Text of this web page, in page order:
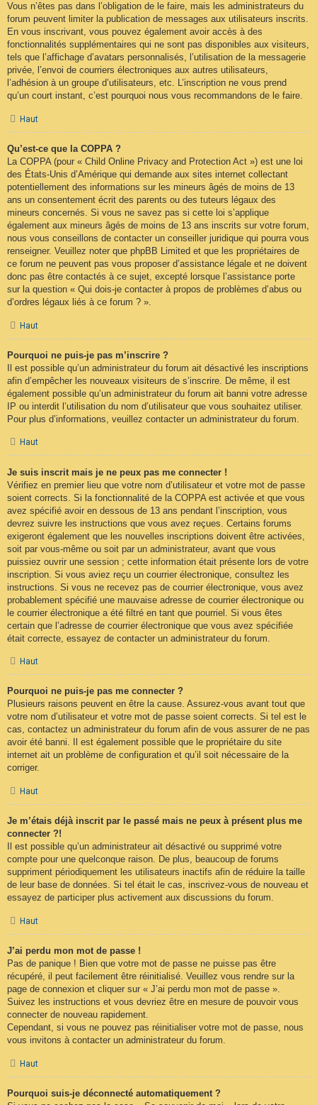
Vous n’êtes pas dans l’obligation de le faire, mais les administrateurs du
forum peuvent limiter la publication de messages aux utilisateurs inscrits.
En vous inscrivant, vous pouvez également avoir accès à des
fonctionnalités supplémentaires qui ne sont pas disponibles aux visiteurs,
tels que l’affichage d’avatars personnalisés, l’utilisation de la messagerie
privée, l’envoi de courriers électroniques aux autres utilisateurs,
l’adhésion à un groupe d’utilisateurs, etc. L’inscription ne vous prend
qu’un court instant, c’est pourquoi nous vous recommandons de le faire.
Haut
Qu’est-ce que la COPPA ?
La COPPA (pour « Child Online Privacy and Protection Act ») est une loi
des États-Unis d’Amérique qui demande aux sites internet collectant
potentiellement des informations sur les mineurs âgés de moins de 13
ans un consentement écrit des parents ou des tuteurs légaux des
mineurs concernés. Si vous ne savez pas si cette loi s’applique
également aux mineurs âgés de moins de 13 ans inscrits sur votre forum,
nous vous conseillons de contacter un conseiller juridique qui pourra vous
renseigner. Veuillez noter que phpBB Limited et que les propriétaires de
ce forum ne peuvent pas vous proposer d’assistance légale et ne doivent
donc pas être contactés à ce sujet, excepté lorsque l’assistance porte
sur la question « Qui dois-je contacter à propos de problèmes d’abus ou
d’ordres légaux liés à ce forum ? ».
Haut
Pourquoi ne puis-je pas m’inscrire ?
Il est possible qu’un administrateur du forum ait désactivé les inscriptions
afin d’empêcher les nouveaux visiteurs de s’inscrire. De même, il est
également possible qu’un administrateur du forum ait banni votre adresse
IP ou interdit l’utilisation du nom d’utilisateur que vous souhaitez utiliser.
Pour plus d’informations, veuillez contacter un administrateur du forum.
Haut
Je suis inscrit mais je ne peux pas me connecter !
Vérifiez en premier lieu que votre nom d’utilisateur et votre mot de passe
soient corrects. Si la fonctionnalité de la COPPA est activée et que vous
avez spécifié avoir en dessous de 13 ans pendant l’inscription, vous
devrez suivre les instructions que vous avez reçues. Certains forums
exigeront également que les nouvelles inscriptions doivent être activées,
soit par vous-même ou soit par un administrateur, avant que vous
puissiez ouvrir une session ; cette information était présente lors de votre
inscription. Si vous aviez reçu un courrier électronique, consultez les
instructions. Si vous ne recevez pas de courrier électronique, vous avez
probablement spécifié une mauvaise adresse de courrier électronique ou
le courrier électronique a été filtré en tant que pourriel. Si vous êtes
certain que l’adresse de courrier électronique que vous avez spécifiée
était correcte, essayez de contacter un administrateur du forum.
Haut
Pourquoi ne puis-je pas me connecter ?
Plusieurs raisons peuvent en être la cause. Assurez-vous avant tout que
votre nom d’utilisateur et votre mot de passe soient corrects. Si tel est le
cas, contactez un administrateur du forum afin de vous assurer de ne pas
avoir été banni. Il est également possible que le propriétaire du site
internet ait un problème de configuration et qu’il soit nécessaire de la
corriger.
Haut
Je m’étais déjà inscrit par le passé mais ne peux à présent plus me
connecter ?!
Il est possible qu’un administrateur ait désactivé ou supprimé votre
compte pour une quelconque raison. De plus, beaucoup de forums
suppriment périodiquement les utilisateurs inactifs afin de réduire la taille
de leur base de données. Si tel était le cas, inscrivez-vous de nouveau et
essayez de participer plus activement aux discussions du forum.
Haut
J’ai perdu mon mot de passe !
Pas de panique ! Bien que votre mot de passe ne puisse pas être
récupéré, il peut facilement être réinitialisé. Veuillez vous rendre sur la
page de connexion et cliquer sur « J’ai perdu mon mot de passe ».
Suivez les instructions et vous devriez être en mesure de pouvoir vous
connecter de nouveau rapidement.
Cependant, si vous ne pouvez pas réinitialiser votre mot de passe, nous
vous invitons à contacter un administrateur du forum.
Haut
Pourquoi suis-je déconnecté automatiquement ?